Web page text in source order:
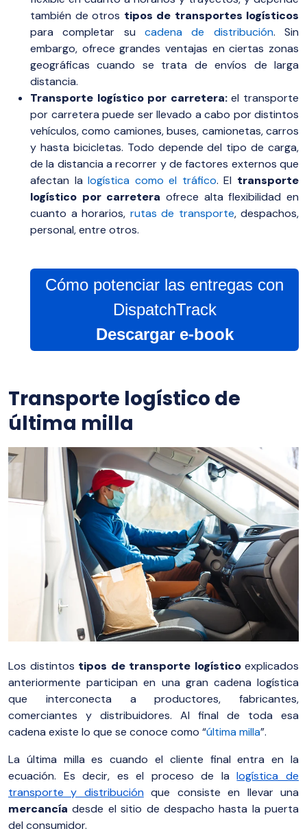
también de otros tipos de transportes logísticos
para completar su cadena de distribución. Sin
embargo, ofrece grandes ventajas en ciertas zonas
geográficas cuando se trata de envíos de larga
distancia.
Transporte logístico por carretera:el transporte
por carretera puede ser llevado a cabo por distintos
vehículos, como camiones, buses, camionetas, carros
y hasta bicicletas. Todo depende del tipo de carga,
de la distancia a recorrer y de factores externos que
afectan lalogística como el tráfico. El transporte
logístico por carretera ofrece alta flexibilidad en
cuanto a horarios, rutas de transporte, despachos,
personal, entre otros.
Cómo potenciar las entregas con
DispatchTrack
Descargar e-book
Transporte logístico de
última milla
Los distintos tipos de transporte logísticoexplicados
anteriormente participan en una gran cadena logística
que interconecta a productores, fabricantes,
comerciantes y distribuidores. Al final de toda esa
cadena existe lo que se conoce como “última milla”.
La última milla es cuando el cliente final entra en la
ecuación. Es decir, es el proceso de lalogística de
transporte y distribuciónque consiste en llevar una
mercancía desde el sitio de despacho hasta la puerta
del consumidor.